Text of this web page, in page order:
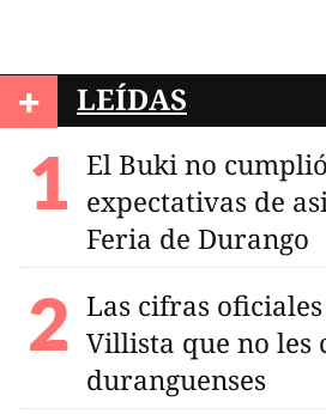
+ LEÍDAS
El Buki no
expectativas de
Feria de Durango
Las cifras
Villista que no les
duranguenses